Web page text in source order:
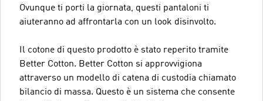
Ovunque ti porti la giornata, questi pantaloni ti
aiuteranno ad affrontarla con un look disinvolto.
Il cotone di questo prodotto è stato reperito tramite
Better Cotton. Better Cotton si approvvigiona
attraverso un modello di catena di custodia chiamato
bilancio di massa. Questo è un sistema che consente